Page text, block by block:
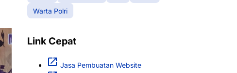
Warta Polri
Link Cepat
Jasa Pembuatan Website